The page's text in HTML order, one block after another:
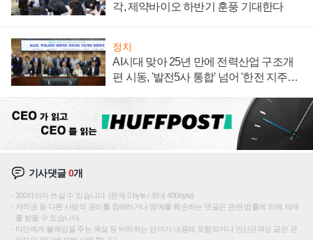
각, 제약바이오 하반기 훈풍 기대한다
정치
AI시대 맞아 25년 만에 전력산업 구조개
편 시동, '발전5사 통합' 넘어 '한전 지주사'
기사댓글0개
200자까지 쓰실 수 있습니다. (현재 0 byte / 최대 400byte)
저작권 등 다른 사람의 권리를 침해하거나 명예를 훼손하는 댓글은 관련 법률에 의해 제재
를 받을 수 있습니다.
타인에게 불쾌감을 주는 욕설 등 비하하는 단어가 내용에 포함되거나 인신공격성 글은 관